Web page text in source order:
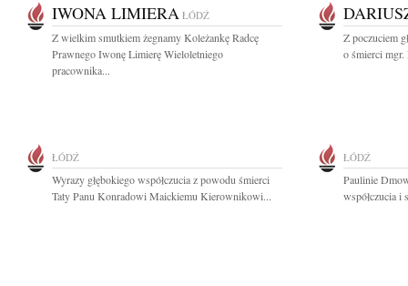
IWONA LIMIERA ŁÓDŹ
Z wielkim smutkiem żegnamy Koleżankę Radcę
Prawnego Iwonę Limierę Wieloletniego
pracownika...
Z poczuciem
o śmierci
ŁÓDŹ
Wyrazy głębokiego współczucia z powodu śmierci
Taty Panu Konradowi Maickiemu Kierownikowi...
ŁÓDŹ
Paulinie
współczucia i